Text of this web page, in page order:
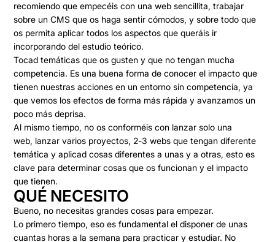
recomiendo que empecéis con una web sencillita, trabajar
sobre un CMS que os haga sentir cómodos, y sobre todo que
os permita aplicar todos los aspectos que queráis ir
incorporando del estudio teórico.
Tocad temáticas que os gusten y que no tengan mucha
competencia. Es una buena forma de conocer el impacto que
tienen nuestras acciones en un entorno sin competencia, ya
que vemos los efectos de forma más rápida y avanzamos un
poco más deprisa.
Al mismo tiempo, no os conforméis con lanzar solo una
web, lanzar varios proyectos, 2-3 webs que tengan diferente
temática y aplicad cosas diferentes a unas y a otras, esto es
clave para determinar cosas que os funcionan y el impacto
que tienen.
QUÉ NECESITO
Bueno, no necesitas grandes cosas para empezar.
Lo primero tiempo, eso es fundamental el disponer de unas
cuantas horas a la semana para practicar y estudiar. No